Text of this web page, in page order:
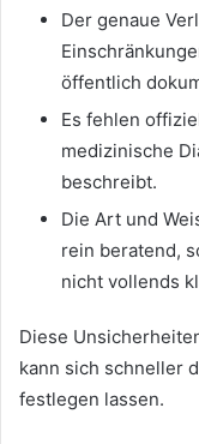
Der genaue
öffentlich
Es fehlen
medizinische
beschreibt.
Die Art und
rein beratend,
nicht vollends
Diese
kann sich schneller
festlegen lassen.